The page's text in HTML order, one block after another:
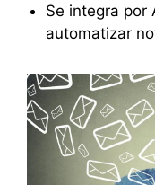
Se integra por
automatizar